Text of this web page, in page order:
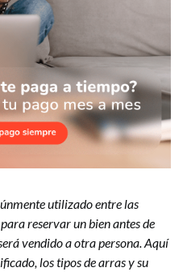
utilizado entre las
reservar un bien antes de
vendido a otra persona. Aquí
los tipos de arras y su